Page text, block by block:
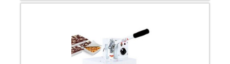
paletes com dimensões muito
acordo com nossa tecnologia
patenteada de baixar a parte supe....